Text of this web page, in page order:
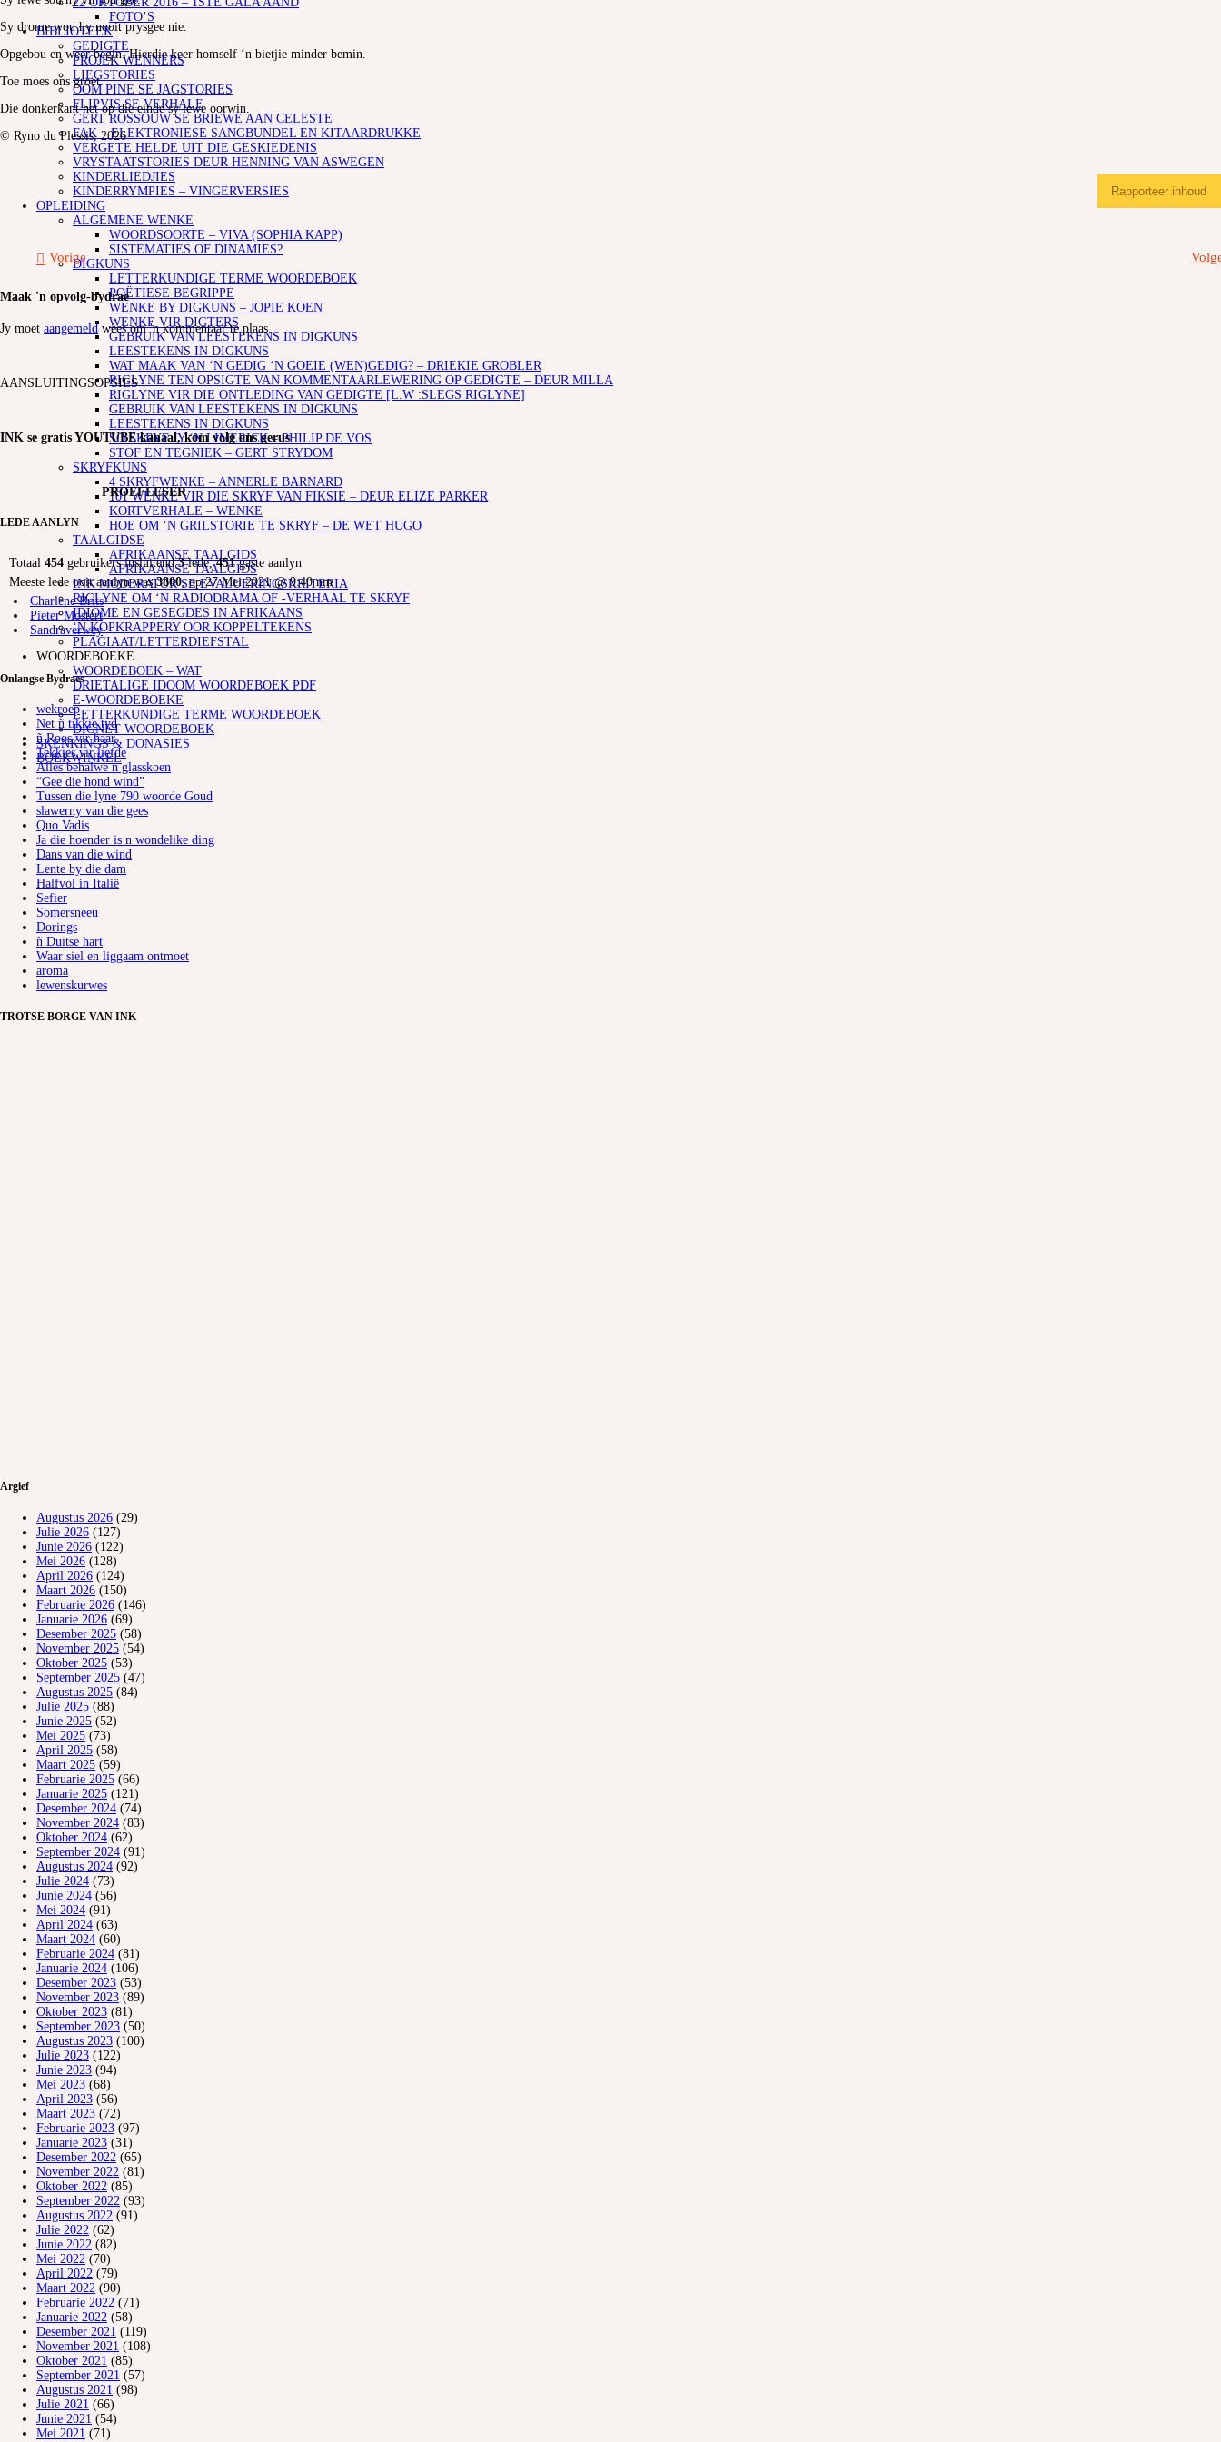
FOTO’S
BIBLIOTEEK
GEDIGTE
PROJEK WENNERS
LIEGSTORIES
OOM PINE SE JAGSTORIES
FLIPVIS SE VERHALE
GERT ROSSOUW SE BRIEWE AAN CELESTE
FAK – ELEKTRONIESE SANGBUNDEL EN KITAARDRUKKE
VERGETE HELDE UIT DIE GESKIEDENIS
VRYSTAATSTORIES DEUR HENNING VAN ASWEGEN
KINDERLIEDJIES
KINDERRYMPIES – VINGERVERSIES
OPLEIDING
ALGEMENE WENKE
WOORDSOORTE – VIVA (SOPHIA KAPP)
SISTEMATIES OF DINAMIES?
DIGKUNS
LETTERKUNDIGE TERME WOORDEBOEK
POËTIESE BEGRIPPE
WENKE BY DIGKUNS – JOPIE KOEN
WENKE VIR DIGTERS
GEBRUIK VAN LEESTEKENS IN DIGKUNS
LEESTEKENS IN DIGKUNS
WAT MAAK VAN ‘N GEDIG ‘N GOEIE (WEN)GEDIG? – DRIEKIE GROBLER
RIGLYNE TEN OPSIGTE VAN KOMMENTAARLEWERING OP GEDIGTE – DEUR MILLA
RIGLYNE VIR DIE ONTLEDING VAN GEDIGTE [L.W :SLEGS RIGLYNE]
GEBRUIK VAN LEESTEKENS IN DIGKUNS
LEESTEKENS IN DIGKUNS
SO SKRYF JY ‘N LIMERICK – PHILIP DE VOS
STOF EN TEGNIEK – GERT STRYDOM
SKRYFKUNS
4 SKRYFWENKE – ANNERLE BARNARD
101 WENKE VIR DIE SKRYF VAN FIKSIE – DEUR ELIZE PARKER
KORTVERHALE – WENKE
HOE OM ‘N GRILSTORIE TE SKRYF – DE WET HUGO
TAALGIDSE
AFRIKAANSE TAALGIDS
AFRIKAANSE TAALGIDS
INK MODERATOR SE EVALUERINGSKRITERIA
RIGLYNE OM ‘N RADIODRAMA OF -VERHAAL TE SKRYF
IDIOME EN GESEGDES IN AFRIKAANS
‘N KOPKRAPPERY OOR KOPPELTEKENS
PLAGIAAT/LETTERDIEFSTAL
WOORDEBOEKE
WOORDEBOEK – WAT
DRIETALIGE IDOOM WOORDEBOEK PDF
E-WOORDEBOEKE
LETTERKUNDIGE TERME WOORDEBOEK
DIGNET WOORDEBOEK
SKENKINGS & DONASIES
BOEKWINKEL
Sy drome wou hy nooit prysgee nie.
Opgebou en weer begin. Hierdie keer homself ‘n bietjie minder bemin.
Toe moes ons groet.
Die donkerkant het op die einde sy lewe oorwin.
© Ryno du Plessis, 2026
Rapporteer inhoud
Vorige
Maak 'n opvolg-bydrae
Jy moet aangemeldwees om 'n kommentaar te plaas.
AANSLUITINGSOPSIES
INK se gratis YOUTUBE kanaal, kom volg ons gerus
PROEFLESER
LEDE AANLYN
Totaal 454 gebruikers insluitend3lede,451gaste aanlyn
Meeste lede ooit aanlyn was3800, op 27 Mei 2021 @ 9:40 nm
Charlene Brits
Pieter Mostert
Sandraverwey
Onlangse Bydraes
wekroep
Net ñ tikkie tyd
ñ Roos vir haar
Tekkies vir liefde
Alles behalwe n glasskoen
“Gee die hond wind”
Tussen die lyne 790 woorde Goud
slawerny van die gees
Quo Vadis
Ja die hoender is n wondelike ding
Dans van die wind
Lente by die dam
Halfvol in Italië
Sefier
Somersneeu
Dorings
ñ Duitse hart
Waar siel en liggaam ontmoet
aroma
lewenskurwes
TROTSE BORGE VAN INK
Argief
Augustus 2026 (29)
Julie 2026 (127)
Junie 2026 (122)
Mei 2026 (128)
April 2026 (124)
Maart 2026 (150)
Februarie 2026 (146)
Januarie 2026 (69)
Desember 2025 (58)
November 2025 (54)
Oktober 2025 (53)
September 2025 (47)
Augustus 2025 (84)
Julie 2025 (88)
Junie 2025 (52)
Mei 2025 (73)
April 2025 (58)
Maart 2025 (59)
Februarie 2025 (66)
Januarie 2025 (121)
Desember 2024 (74)
November 2024 (83)
Oktober 2024 (62)
September 2024 (91)
Augustus 2024 (92)
Julie 2024 (73)
Junie 2024 (56)
Mei 2024 (91)
April 2024 (63)
Maart 2024 (60)
Februarie 2024 (81)
Januarie 2024 (106)
Desember 2023 (53)
November 2023 (89)
Oktober 2023 (81)
September 2023 (50)
Augustus 2023 (100)
Julie 2023 (122)
Junie 2023 (94)
Mei 2023 (68)
April 2023 (56)
Maart 2023 (72)
Februarie 2023 (97)
Januarie 2023 (31)
Desember 2022 (65)
November 2022 (81)
Oktober 2022 (85)
September 2022 (93)
Augustus 2022 (91)
Julie 2022 (62)
Junie 2022 (82)
Mei 2022 (70)
April 2022 (79)
Maart 2022 (90)
Februarie 2022 (71)
Januarie 2022 (58)
Desember 2021 (119)
November 2021 (108)
Oktober 2021 (85)
September 2021 (57)
Augustus 2021 (98)
Julie 2021 (66)
Junie 2021 (54)
Mei 2021 (71)